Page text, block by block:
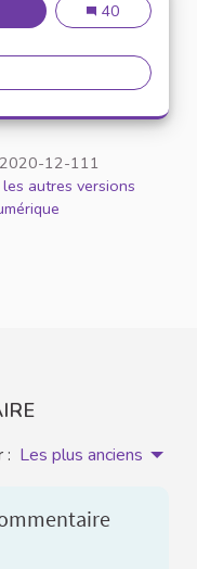
DISPOSITION
Mise à
40
Mise à disposition d'outils
12-111
autres versions
: Les plus anciens